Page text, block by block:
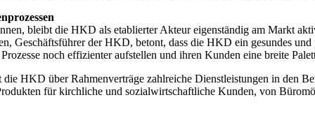
bleibt die HKD als etablierter Akteur eigenständig am Markt
Geschäftsführer der HKD, betont, dass die HKD ein gesundes
noch effizienter aufstellen und ihren Kunden eine breite
HKD über Rahmenverträge zahlreiche Dienstleistungen in den
für kirchliche und sozialwirtschaftliche Kunden, von